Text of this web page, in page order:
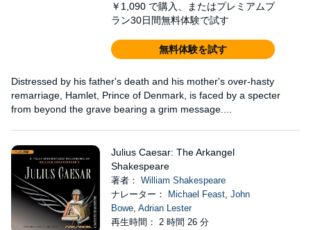
￥1,090 で購入、またはプレミアムプ
ラン30日間無料体験で試す
無料体験を試す
Distressed by his father's death and his mother's over-hasty
remarriage, Hamlet, Prince of Denmark, is faced by a specter
from beyond the grave bearing a grim message....
Julius Caesar: The Arkangel
Shakespeare
著者： William Shakespeare
ナレーター：
Michael Feast, John
Bowe, Adrian Lester
再生時間： 2 時間 26 分